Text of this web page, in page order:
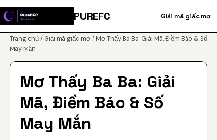
PUREFC Giải mã giấc mơ
Trang chủ/ Giải mã giấc mơ / Mơ Thấy Ba Ba: Giải Mã, Điềm Báo & Số
May Mắn
Mơ Thấy Ba Ba: Giải
Mã, Điềm Báo & Số
May Mắn